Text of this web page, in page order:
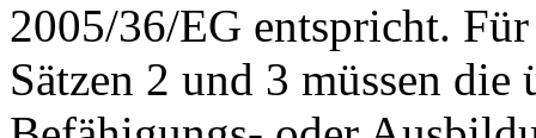
2005/36/EG entspricht.
Sätzen 2 und 3 müssen